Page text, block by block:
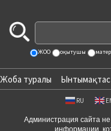
ЖОО оқытушы
Жоба туралы
RU
Администрация сайта